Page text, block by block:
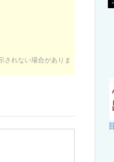
されない場合がありま